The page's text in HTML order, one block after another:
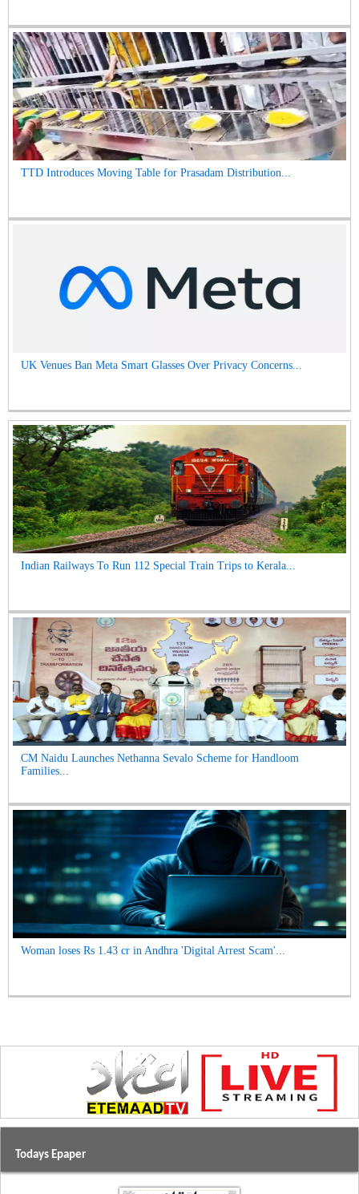
TTD Introduces Moving Table for Prasadam Distribution...
UK Venues Ban Meta Smart Glasses Over Privacy Concerns...
Indian Railways To Run 112 Special Train Trips to Kerala...
CM Naidu Launches Nethanna Sevalo Scheme for Handloom
Families...
Woman loses Rs 1.43 cr in Andhra 'Digital Arrest Scam'...
Todays Epaper